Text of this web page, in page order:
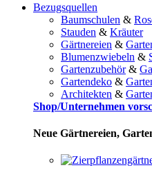
Bezugsquellen
Baumschulen &
Stauden & Kräuter
Gärtnereien &
Blumenzwiebeln &
Gartenzubehör&
Gartendeko &
Architekten &
Shop/Unternehmen
Neue Gärtnereien,